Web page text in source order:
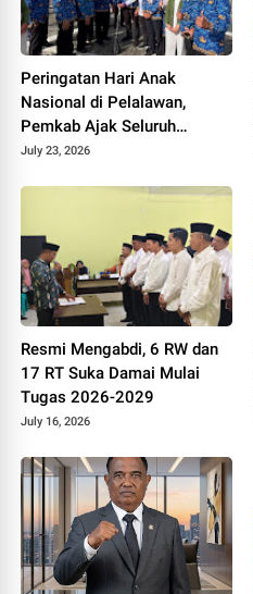
Peringatan Hari Anak
Nasional di Pelalawan,
Pemkab Ajak Seluruh
Elemen Wujudkan Generasi
July 23, 2026
Resmi Mengabdi, 6 RW dan
17 RT Suka Damai Mulai
Tugas 2026-2029
July 16, 2026